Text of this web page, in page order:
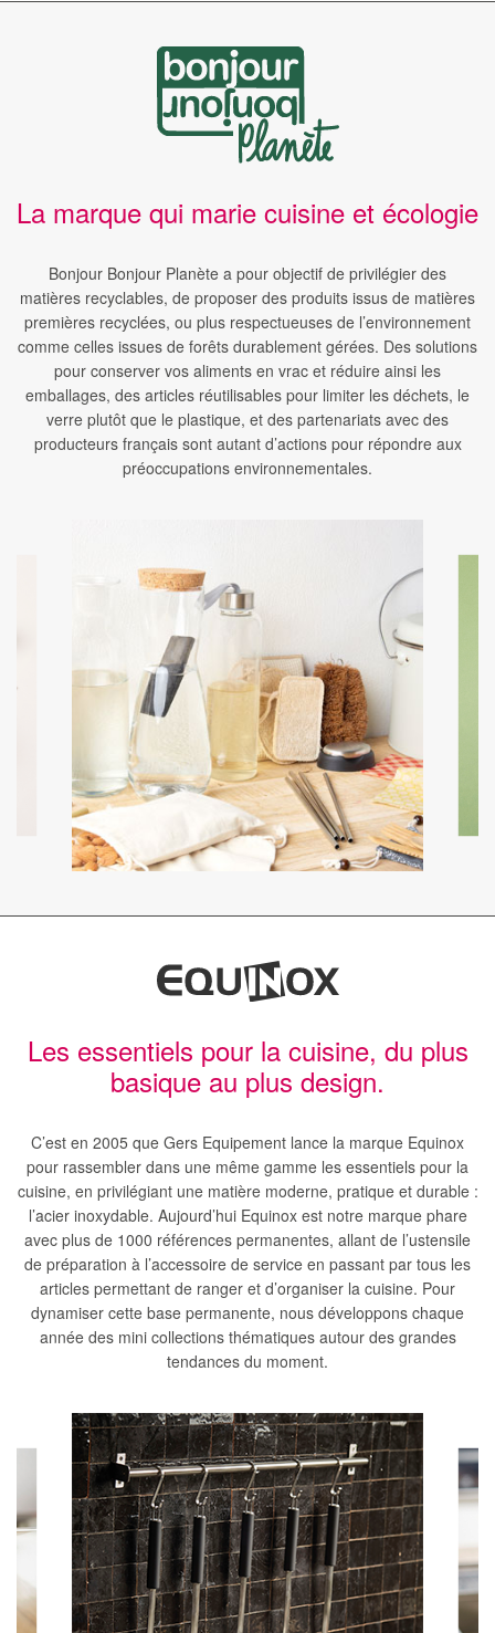
La marque qui marie cuisine et écologie
Bonjour Bonjour Planète a pour objectif de privilégier des
matières recyclables, de proposer des produits issus de matières
premières recyclées, ou plus respectueuses de l’environnement
comme celles issues de forêts durablement gérées. Des solutions
pour conserver vos aliments en vrac et réduire ainsi les
emballages, des articles réutilisables pour limiter les déchets, le
verre plutôt que le plastique, et des partenariats avec des
producteurs français sont autant d’actions pour répondre aux
préoccupations environnementales.
Les essentiels pour la cuisine, du plus
basique au plus design.
C’est en 2005 que Gers Equipement lance la marque Equinox
pour rassembler dans une même gamme les essentiels pour la
cuisine, en privilégiant une matière moderne, pratique et durable :
l’acier inoxydable. Aujourd’hui Equinox est notre marque phare
avec plus de 1000 références permanentes, allant de l’ustensile
de préparation à l’accessoire de service en passant par tous les
articles permettant de ranger et d’organiser la cuisine. Pour
dynamiser cette base permanente, nous développons chaque
année des mini collections thématiques autour des grandes
tendances du moment.